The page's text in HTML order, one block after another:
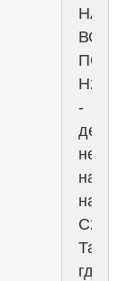
НАС
ВСЕХ
Н2О
-
девиз
не
наш,
наш-
Там,
где